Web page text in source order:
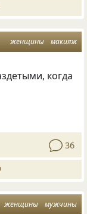
женщины макияж
, когда
36
женщины мужчины